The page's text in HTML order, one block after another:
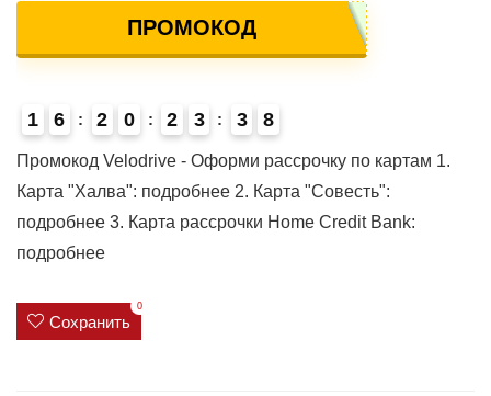
ПРОМОКОД
1
4
6 2 0 2 3 3 8
Промокод Velodrive - Оформи рассрочку по картам 1.
Карта "Халва": подробнее 2. Карта "Совесть":
подробнее 3. Карта рассрочки Home Credit Bank:
подробнее
Сохранить
0